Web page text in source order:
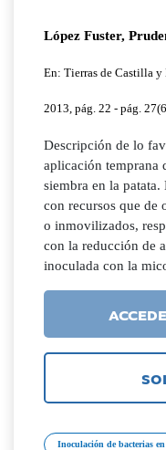
López Fuster,
En: Tierras de Castilla
2013, pág. 22 - pág.
Descripción de lo
aplicación temprana
siembra en la
con recursos que de
o inmovilizados,
con la reducción de
inoculada con la
Inoculación de bacterias